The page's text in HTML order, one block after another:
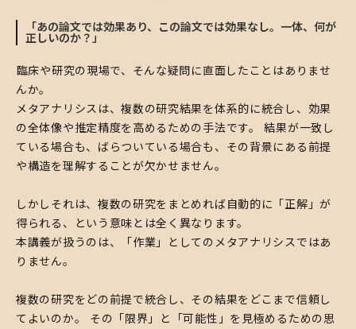
「あの論文では効果あり、この論文では効果なし。一体、何が
正しいのか？」
​――臨床や研究の現場で、そんな疑問に直面したことはありませ
んか。
メタアナリシスは、複数の研究結果を体系的に統合し、効果
の全体像や推定精度を高めるための手法です。 結果が一致し
ている場合も、ばらついている場合も、その背景にある前提
や構造を理解することが欠かせません。
しかしそれは、複数の研究をまとめれば自動的に「正解」が
得られる、という意味とは全く異なります。
本講義が扱うのは、「作業」としてのメタアナリシスではあ
りません。
複数の研究をどの前提で統合し、その結果をどこまで信頼し
てよいのか。 その「限界」と「可能性」を見極めるための思